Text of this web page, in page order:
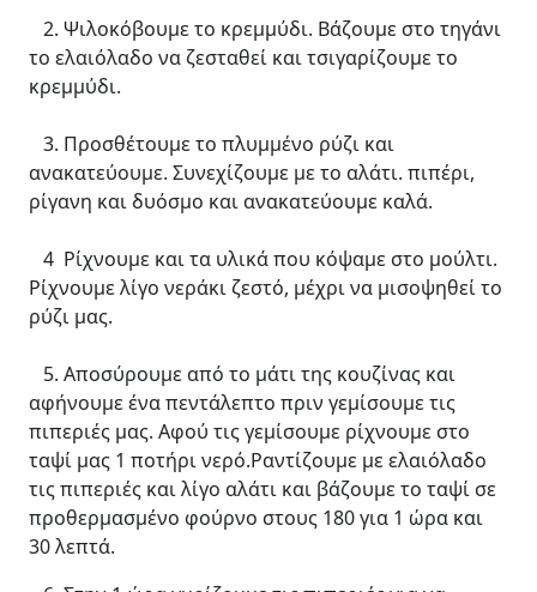
2. Ψιλοκόβουμε το κρεμμύδι. Βάζουμε στο τηγάνι
το ελαιόλαδο να ζεσταθεί και τσιγαρίζουμε το
κρεμμύδι.
3. Προσθέτουμε το πλυμμένο ρύζι και
ανακατεύουμε. Συνεχίζουμε με το αλάτι. πιπέρι,
ρίγανη και δυόσμο και ανακατεύουμε καλά.
4 Ρίχνουμε και τα υλικά που κόψαμε στο μούλτι.
Ρίχνουμε λίγο νεράκι ζεστό, μέχρι να μισοψηθεί το
ρύζι μας.
5. Αποσύρουμε από το μάτι της κουζίνας και
αφήνουμε ένα πεντάλεπτο πριν γεμίσουμε τις
πιπεριές μας. Αφού τις γεμίσουμε ρίχνουμε στο
ταψί μας 1 ποτήρι νερό.Ραντίζουμε με ελαιόλαδο
τις πιπεριές και λίγο αλάτι και βάζουμε το ταψί σε
προθερμασμένο φούρνο στους 180 για 1 ώρα και
30 λεπτά.